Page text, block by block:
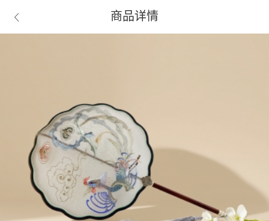
 商品详情